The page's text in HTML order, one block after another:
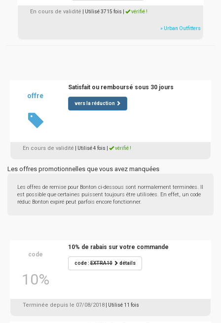
En cours de validité | Utilisé 3715 fois vérifié !
» Urban Outfitters
offre
Satisfait ou remboursé sous 30 jours
vers la réduction
En cours de validité | Utilisé 4 fois vérifié !
Les offres promotionnelles que vous avez manquées
Les offres de remise pour Bonton ci-dessous sont normalement terminées. Il
est possible que certaines puissent toujours être utilisées. En effet, un code
réduc Bonton expiré peut parfois encore fonctionner.
code
10%
10% de rabais sur votre commande
code :EXTRA10 détails
Terminée depuis le 07/08/2018 | Utilisé 11 fois